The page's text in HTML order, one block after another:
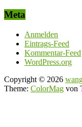
Meta
Anmelden
Eintrags-Feed
Kommentar-Feed
WordPress.org
Copyright © 2026
Theme: ColorMag von